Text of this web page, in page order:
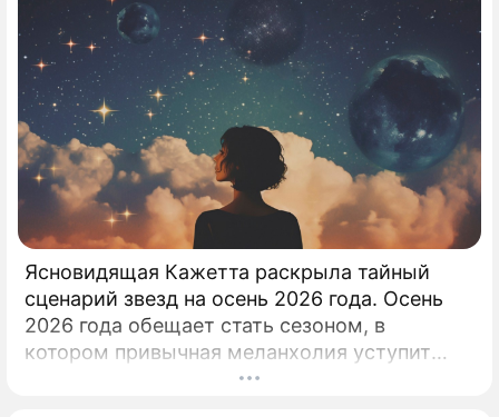
Ясновидящая Кажетта раскрыла тайный
сценарий звезд на осень 2026 года. Осень
2026 года обещает стать сезоном, в
котором привычная меланхолия уступит
место активному движению, полезным